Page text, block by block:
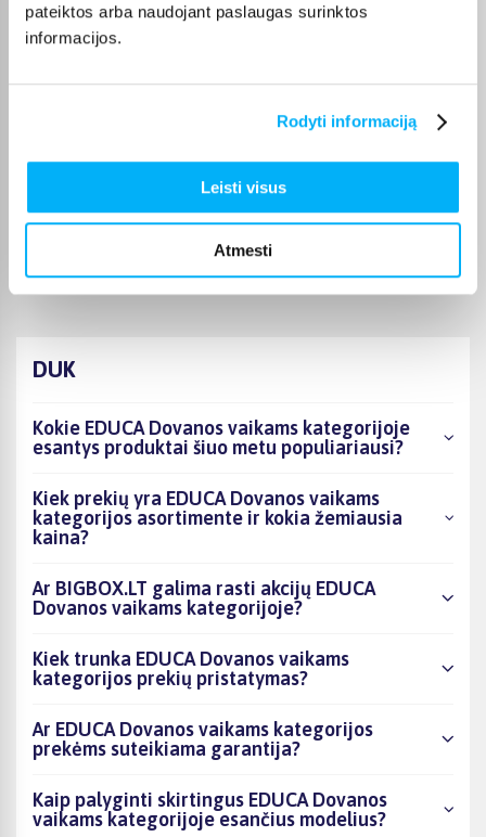
pateiktos arba naudojant paslaugas surinktos
informacijos.
Rodyti informaciją
Leisti visus
Atmesti
Greitai gauta prekė ir pigiau nei bet kur kitur.
Patvirtintas pirkėjas
DUK
Kokie EDUCA Dovanos vaikams kategorijoje
esantys produktai šiuo metu populiariausi?
Kiek prekių yra EDUCA Dovanos vaikams
kategorijos asortimente ir kokia žemiausia
kaina?
Ar BIGBOX.LT galima rasti akcijų EDUCA
Dovanos vaikams kategorijoje?
Kiek trunka EDUCA Dovanos vaikams
kategorijos prekių pristatymas?
Ar EDUCA Dovanos vaikams kategorijos
prekėms suteikiama garantija?
Kaip palyginti skirtingus EDUCA Dovanos
vaikams kategorijoje esančius modelius?